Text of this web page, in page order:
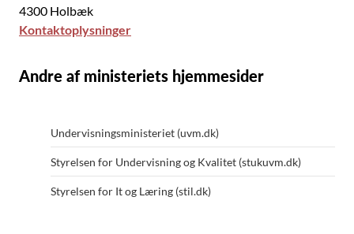
4300 Holbæk
Kontaktoplysninger
Andre af ministeriets hjemmesider
Undervisningsministeriet (uvm.dk)
Styrelsen for Undervisning og Kvalitet (stukuvm.dk)
Styrelsen for It og Læring (stil.dk)